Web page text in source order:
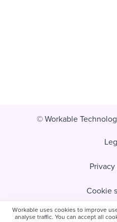
Workable uses cookies to improve
analyse traffic. You can accept all
© Workable
Cookie
Do not sell/share my